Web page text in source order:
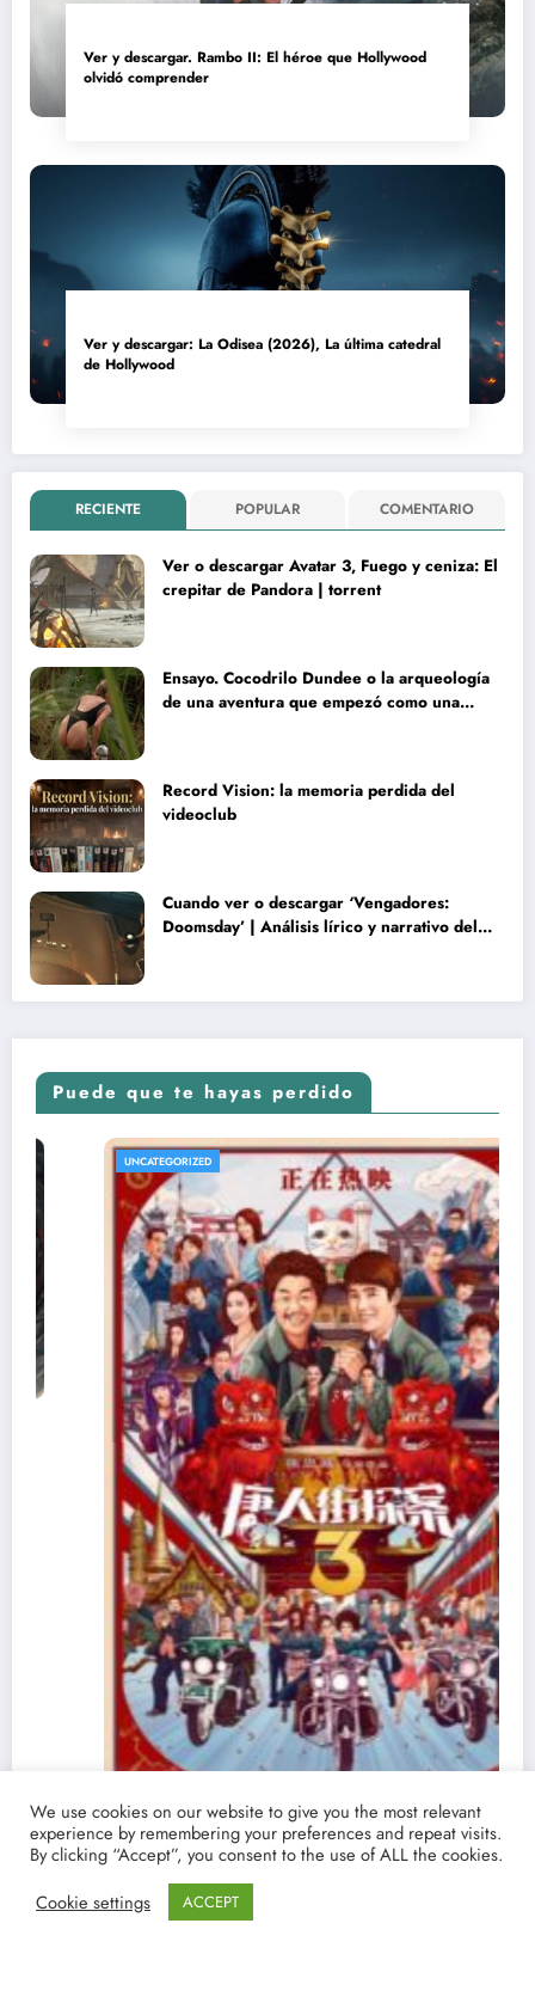
Ver y descargar. Rambo II: El héroe que Hollywood
olvidó comprender
Ver y descargar: La Odisea (2026), La última catedral
de Hollywood
RECIENTE POPULAR COMENTARIO
Ver o descargar Avatar 3, Fuego y ceniza: El
crepitar de Pandora | torrent
Ensayo. Cocodrilo Dundee o la arqueología
de una aventura que empezó como una
Record Vision: la memoria perdida del
videoclub
Cuando ver o descargar ‘Vengadores:
Doomsday’ | Análisis lírico y narrativo del
Puede que te hayas perdido
UNCATEGORIZED
Ver y Descargar ‘Detective Chinatown 3’ |
Torrent castellano español | La película china
que supera en taquillla a Endgame
19/03/2021 lucenpop
We use cookies on our website to give you the most relevant
experience by remembering your preferences and repeat visits.
By clicking “Accept”, you consent to the use of ALL the cookies.
Cookie settings
ACCEPT